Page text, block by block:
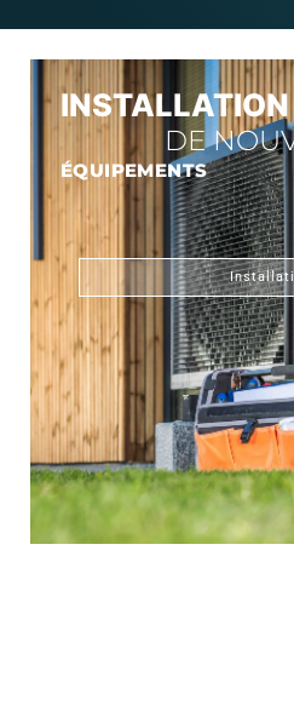
INSTALLATION
DE
ÉQUIPEMENTS